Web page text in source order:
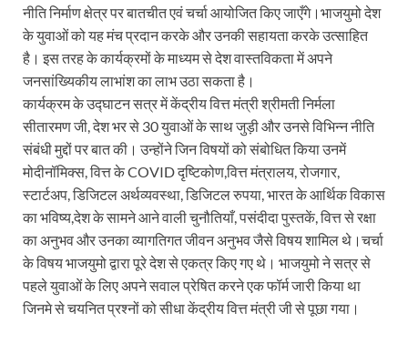
नीति निर्माण क्षेत्र पर बातचीत एवं चर्चा आयोजित किए जाएँगे।भाजयुमो देश
के युवाओं को यह मंच प्रदान करके और उनकी सहायता करके उत्साहित
है। इस तरह के कार्यक्रमों के माध्यम से देश वास्तविकता में अपने
जनसांख्यिकीय लाभांश का लाभ उठा सकता है।
कार्यक्रम के उद्घाटन सत्र में केंद्रीय वित्त मंत्री श्रीमती निर्मला
सीतारमण जी, देश भर से 30 युवाओं के साथ जुड़ी और उनसे विभिन्न नीति
संबंधी मुद्दों पर बात की। उन्होंने जिन विषयों को संबोधित किया उनमें
मोदीनॉमिक्स, वित्त के COVID दृष्टिकोण,वित्त मंत्रालय, रोजगार,
स्टार्टअप, डिजिटल अर्थव्यवस्था, डिजिटल रुपया, भारत के आर्थिक विकास
का भविष्य,देश के सामने आने वाली चुनौतियाँ, पसंदीदा पुस्तकें, वित्त से रक्षा
का अनुभव और उनका व्यागतिगत जीवन अनुभव जैसे विषय शामिल थे।चर्चा
के विषय भाजयुमो द्वारा पूरे देश से एकत्र किए गए थे। भाजयुमो ने सत्र से
पहले युवाओं के लिए अपने सवाल प्रेषित करने एक फॉर्म जारी किया था
जिनमे से चयनित प्रश्नों को सीधा केंद्रीय वित्त मंत्री जी से पूछा गया।